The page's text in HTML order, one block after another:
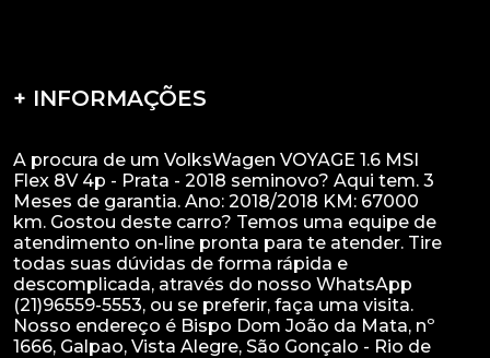
+ INFORMAÇÕES
A procura de um VolksWagen VOYAGE 1.6 MSI
Flex 8V 4p - Prata - 2018 seminovo? Aqui tem. 3
Meses de garantia. Ano: 2018/2018 KM: 67000
km. Gostou deste carro? Temos uma equipe de
atendimento on-line pronta para te atender. Tire
todas suas dúvidas de forma rápida e
descomplicada, através do nosso WhatsApp
(21)96559-5553, ou se preferir, faça uma visita.
Nosso endereço é Bispo Dom João da Mata, nº
1666, Galpao, Vista Alegre, São Gonçalo - Rio de